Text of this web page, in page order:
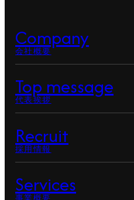
Company
会社概要
Top message
代表挨拶
Recruit
採用情報
Services
事業概要